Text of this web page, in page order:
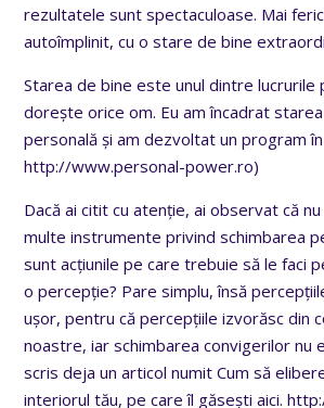
rezultatele sunt spectaculoase. Mai
autoîmplinit, cu o stare de bine
Starea de bine este unul dintre lucrurile
dorește orice om. Eu am încadrat
personală și am dezvoltat un program
http://www.personal-power.ro)
Dacă ai citit cu atenție, ai observat că
multe instrumente privind schimbarea
sunt acțiunile pe care trebuie să le faci
o percepție? Pare simplu, însă
ușor, pentru că percepțiile izvorăsc din
noastre, iar schimbarea convigerilor nu
scris deja un articol numit Cum să
interiorul tău, pe care îl găsești aici.